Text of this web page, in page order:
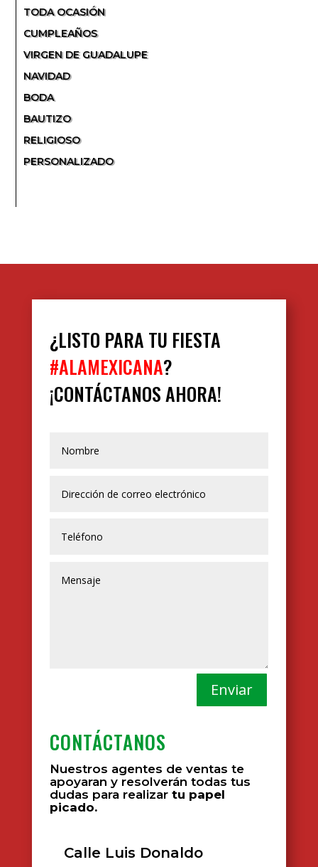
TODA OCASIÓN
CUMPLEAÑOS
VIRGEN DE GUADALUPE
NAVIDAD
BODA
BAUTIZO
RELIGIOSO
PERSONALIZADO
¿LISTO PARA TU FIESTA
#ALAMEXICANA?
¡CONTÁCTANOS AHORA!
Enviar
CONTÁCTANOS
Nuestros agentes de ventas te
apoyaran y resolverán todas tus
dudas para realizartu papel
picado.
Calle Luis Donaldo